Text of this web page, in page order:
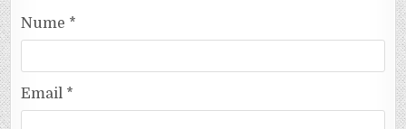
Nume *
Email *